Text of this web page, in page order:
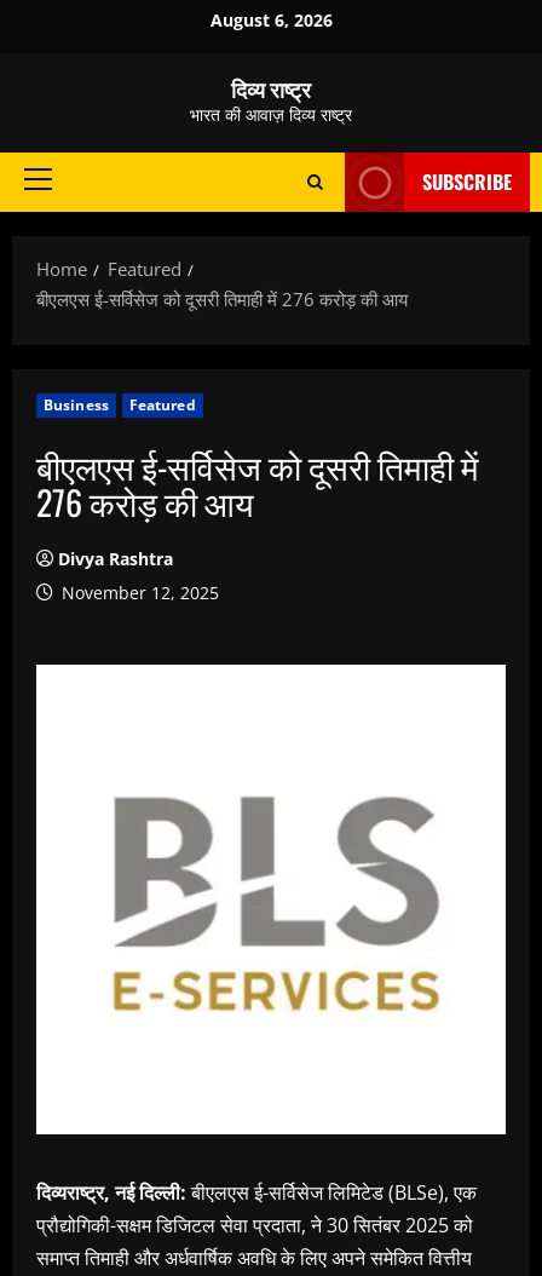
August 6, 2026
दिव्य राष्ट्र
भारत की आवाज़ दिव्य राष्ट्र
Primary
SUBSCRIBE
Home
Featured
बीएलएस ई-सर्विसेज को दूसरी तिमाही में 276 करोड़ की आय
Business Featured
बीएलएस ई-सर्विसेज को दूसरी तिमाही में
276 करोड़ की आय
Divya Rashtra
November 12, 2025
दिव्यराष्ट्र, नई दिल्ली:बीएलएस ई-सर्विसेज लिमिटेड (BLSe), एक
प्रौद्योगिकी-सक्षम डिजिटल सेवा प्रदाता, ने 30 सितंबर 2025 को
समाप्त तिमाही और अर्धवार्षिक अवधि के लिए अपने समेकित वित्तीय